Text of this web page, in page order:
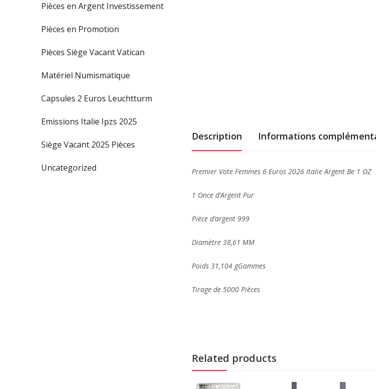
Description Informations
Premier Vote Femmes 6 Euros 2026 Italie Argent Be 1 OZ
1 Once d’Argent Pur
Pièce d’argent 999
Diamètre 38,61 MM
Poids 31,104 gGammes
Tirage de 5000 Pièces
Related products
Pièces en Argent Investissement
Pièces en Promotion
Pièces Siège Vacant Vatican
Matériel Numismatique
Capsules 2 Euros Leuchtturm
Emissions Italie Ipzs 2025
Siège Vacant 2025 Pièces
Uncategorized